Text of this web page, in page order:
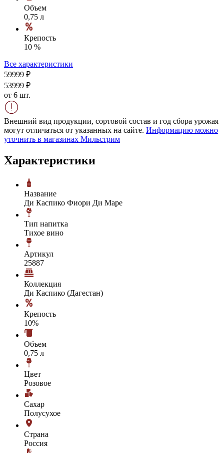
Объем
0,75 л
Крепость
10 %
Все характеристики
59999 ₽
53999 ₽
от 6 шт.
Внешний вид продукции, сортовой состав и год сбора урожая
могут отличаться от указанных на сайте. Информацию можно
уточнить в магазинах Мильстрим
Характеристики
Название
Ди Каспико Фиори Ди Маре
Тип напитка
Тихое вино
Артикул
25887
Коллекция
Ди Каспико (Дагестан)
Крепость
10%
Объем
0,75 л
Цвет
Розовое
Сахар
Полусухое
Страна
Россия